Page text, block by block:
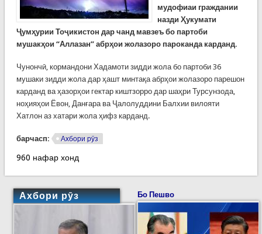
мудофиаи граждании
назди Ҳукумати
Ҷумҳурии Тоҷикистон дар чанд мавзеъ бо партоби
мушакҳои “Аллазан” абрҳои жолазоро пароканда карданд.
Чунончӣ, кормандони Хадамоти зидди жола бо партоби 36
мушаки зидди жола дар ҳашт минтақа абрҳои жолазоро парешон
карданд ва ҳазорҳои гектар киштзорро дар шаҳри Турсунзода,
ноҳияҳои Ёвон, Данғара ва Ҷалолуддини Балхии вилояти
Хатлон аз хатари жола ҳифз карданд.
барчасп: Ахбори рӯз
960 нафар хонд
Ахбори рӯз Бо Пешво